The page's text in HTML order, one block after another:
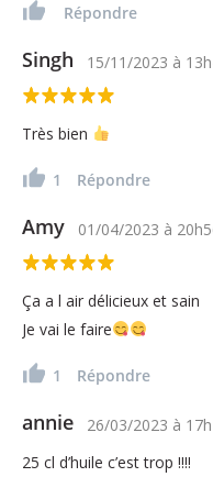
Répondre
Singh 15/11/2023 à
Très bien
1 Répondre
Amy 01/04/2023 à
Ça a l air délicieux et sain
Je vai le faire
1 Répondre
annie 26/03/2023 à
25 cl d’huile c’est trop !!!!